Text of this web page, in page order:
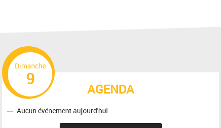
AGENDA
Dimanche
9
Aucun événement aujourd'hui